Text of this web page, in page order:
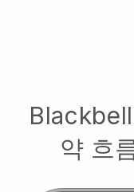
Blackbell
약 흐